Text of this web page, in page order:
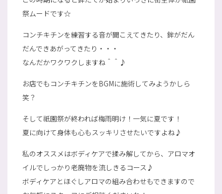
祭ムードです☆
コンチキチンを練習する音が聞こえてきたり、鉾がだん
だんできあがってきたり・・・
なんだかワクワクしますね＾＾♪
お店でもコンチキチンをBGMに施術してみようかしら
笑？
そして祇園祭が終われば梅雨明け！一気に夏です！
夏に向けて身体も心もスッキリさせたいですよね♪
私のオススメはボディケアで揉み解してから、アロマオ
イルでしっかり老廃物を流しきるコース♪
ボディケアとほぐしアロマの組み合わせもできますので